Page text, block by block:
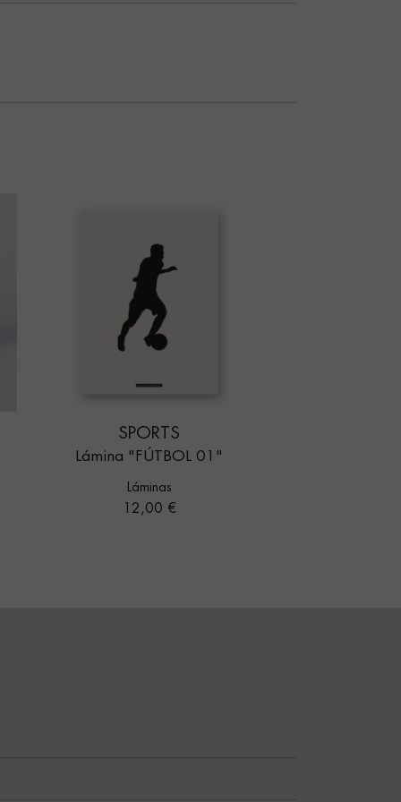
SPORTS
Lámina "FÚTBOL 01"
Láminas
Precio
12,00 €